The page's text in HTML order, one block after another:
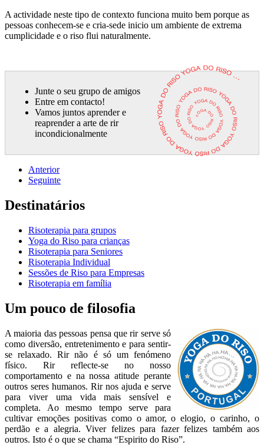
A actividade neste tipo de contexto funciona muito bem porque as
pessoas conhecem-se e cria-sede inicio um ambiente de extrema
cumplicidade e o riso flui naturalmente.
Junte o seu grupo de amigos
Entre em contacto!
Vamos juntos aprender e
reaprender a arte de rir
incondicionalmente
Anterior
Seguinte
Destinatários
Risoterapia para grupos
Yoga do Riso para crianças
Risoterapia para Seniores
Risoterapia Individual
Sessões de Riso para Empresas
Risoterapia em família
Um pouco de filosofia
A maioria das pessoas pensa que rir serve só
como diversão, entretenimento e para sentir-
se relaxado. Rir não é só um fenómeno
físico. Rir reflecte-se no nosso
comportamento e na nossa atitude perante
outros seres humanos. Rir nos ajuda e serve
para viver uma vida mais sensível e
completa. Ao mesmo tempo serve para
cultivar emoções positivas como o amor, o elogio, o carinho, o
perdão e a alegria. Viver felizes para fazer felizes também aos
outros. Isto é o que se chama “Espirito do Riso”.